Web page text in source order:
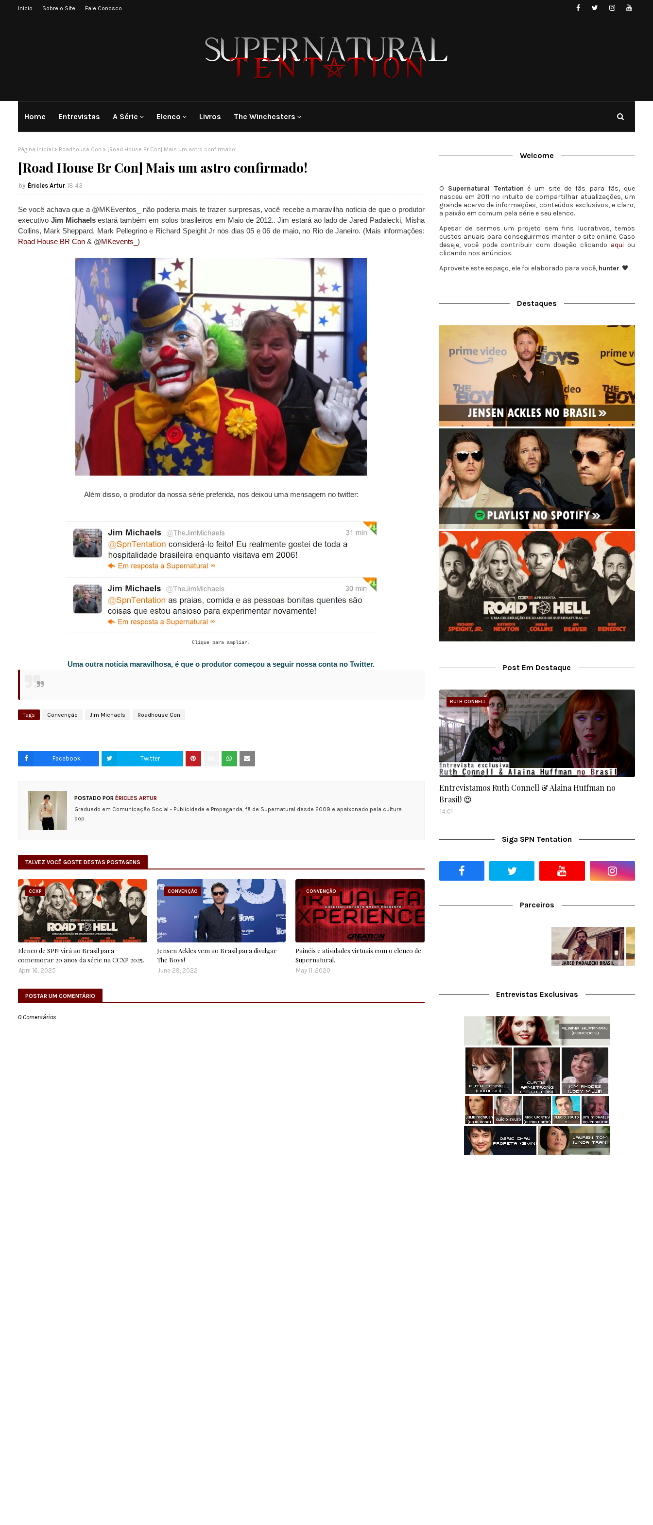
Início Sobre o Site Fale Conosco
Home Entrevistas A Série Elenco Livros The Winchesters
Página inicial Roadhouse Con [Road House Br Con] Mais um astro confirmado!
[Road House Br Con] Mais um astro confirmado!
Éricles Artur 18:43
Se você achava que a @MKEventos_ não poderia mais te trazer surpresas, você recebe a maravilha notícia de que o produtor
executivo Jim Michaelsestará também em solos brasileiros em Maio de 2012.. Jim estará ao lado de Jared Padalecki, Misha
Collins, Mark Sheppard, Mark Pellegrino e Richard Speight Jr nos dias 05 e 06 de maio, no Rio de Janeiro. (Mais informações:
Road House BR Con & @MKevents_ )
Além disso, o produtor da nossa série preferida, nos deixou uma mensagem no twitter:
Clique para ampliar.
Uma outra notícia maravilhosa, é que o produtor começou a seguir nossa conta no Twitter.
Tags Convenção Jim Michaels Roadhouse Con
Facebook Twitter
POSTADO POR ÉRICLES ARTUR
Graduado em Comunicação Social - Publicidade e Propaganda, fã de Supernatural desde 2009 e apaixonado pela cultura
pop.
TALVEZ VOCÊ GOSTE DESTAS POSTAGENS
CCXP
Elenco de SPN virá ao Brasil para
comemorar 20 anos da série na CCXP 2025.
April 16, 2025
CONVENÇÃO
Jensen Ackles vem ao Brasil para divulgar
The Boys!
June 29, 2022
CONVENÇÃO
Painéis e atividades virtuais com o elenco de
Supernatural.
May 11, 2020
POSTAR UM COMENTÁRIO
0 Comentários
Welcome
O Supernatural Tentation é um site de fãs para fãs, que
nasceu em 2011 no intuito de compartilhar atualizações, um
grande acervo de informações, conteúdos exclusivos, e claro,
a paixão em comum pela série e seu elenco.
Apesar de sermos um projeto sem fins lucrativos, temos
custos anuais para conseguirmos manter o site online. Caso
deseje, você pode contribuir com doação clicando aqui ou
clicando nos anúncios.
Aproveite este espaço, ele foi elaborado para você, hunter. 🖤
Destaques
Post Em Destaque
RUTH CONNELL
Entrevistamos Ruth Connell & Alaina Huffman no
Brasil! 😍
14:01
Siga SPN Tentation
Parceiros
Entrevistas Exclusivas